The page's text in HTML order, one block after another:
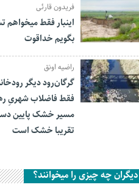
فریدون قارئی
اینبار فقط میخواهم
بگویم خداقوت
راضیه اونق
گرگان‌رود دیگر
فقط فاضلاب شهریِ
مسیر خشک پایین
تقریبا خشک است
دیگران چه چیزی را میخوانند؟